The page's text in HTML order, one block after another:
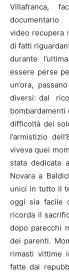
Villafranca,
video recupera
di fatti
durante
essere perse
un’ora,
diversi: dal
bombardamenti
difficoltà dei
l’armistizio
viveva quei
stata dedicata
Novara a
unici in tutto il
oggi sia facile
ricorda il
dopo parecchi
dei parenti.
rimasti vittime
fatte dai